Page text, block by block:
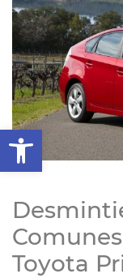
Abrir barra de
Toyota